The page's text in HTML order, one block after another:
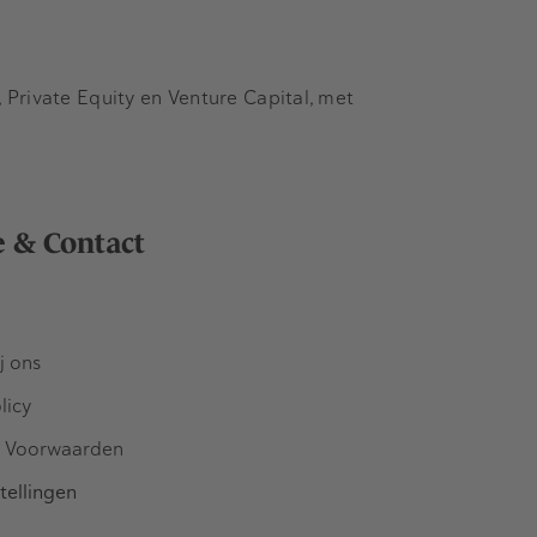
& Contact
ons
Equity en Venture Capital, met